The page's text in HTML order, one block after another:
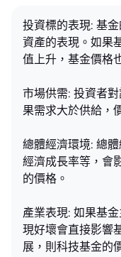
投資標的表現: 基
資產的表現。如果
值上升，基金價格
市場供需: 投資者
果需求大於供給，
總體經濟環境: 總
經濟成長率等，會
的價格。
產業表現: 如果基
現好壞會直接影響
展，則科技基金的